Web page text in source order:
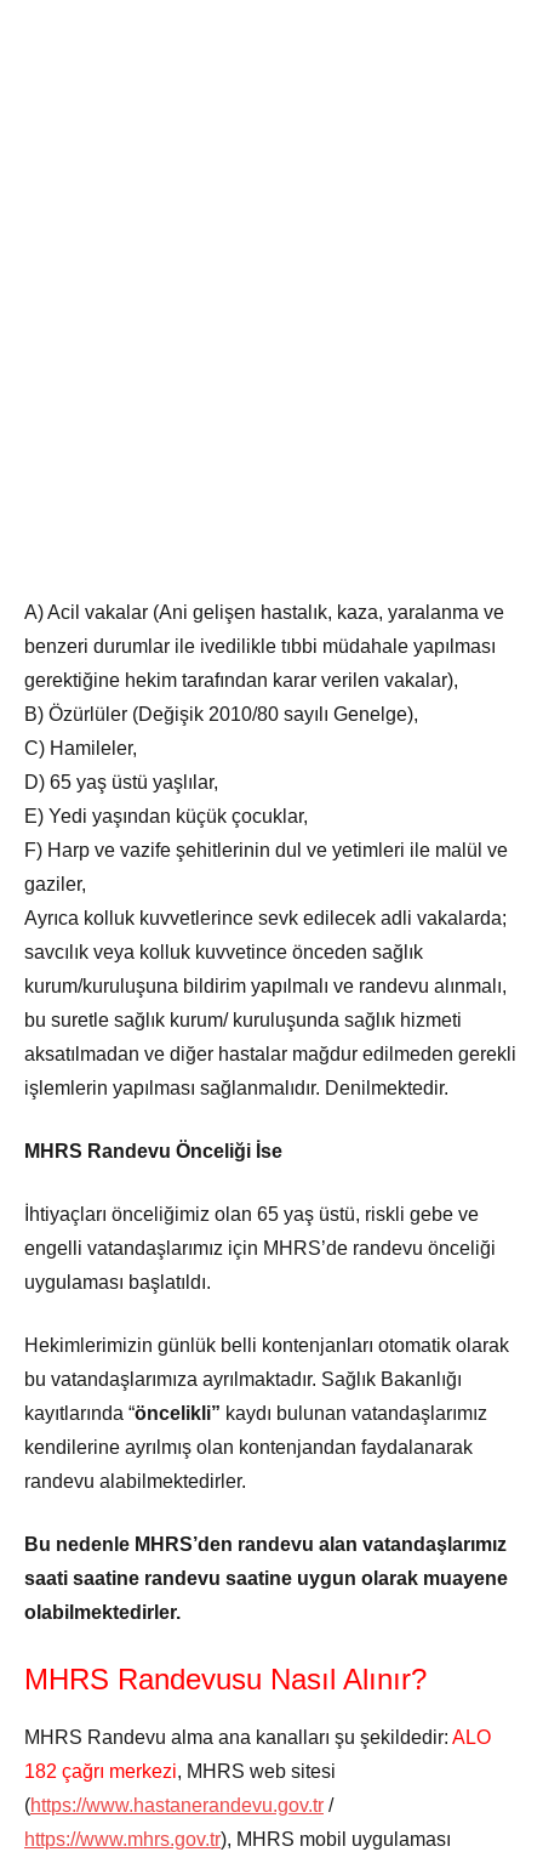
A) Acil vakalar (Ani gelişen hastalık, kaza, yaralanma ve
benzeri durumlar ile ivedilikle tıbbi müdahale yapılması
gerektiğine hekim tarafından karar verilen vakalar),
B) Özürlüler (Değişik 2010/80 sayılı Genelge),
C) Hamileler,
D) 65 yaş üstü yaşlılar,
E) Yedi yaşından küçük çocuklar,
F) Harp ve vazife şehitlerinin dul ve yetimleri ile malül ve
gaziler,
Ayrıca kolluk kuvvetlerince sevk edilecek adli vakalarda;
savcılık veya kolluk kuvvetince önceden sağlık
kurum/kuruluşuna bildirim yapılmalı ve randevu alınmalı,
bu suretle sağlık kurum/ kuruluşunda sağlık hizmeti
aksatılmadan ve diğer hastalar mağdur edilmeden gerekli
işlemlerin yapılması sağlanmalıdır. Denilmektedir.
MHRS Randevu Önceliği İse
İhtiyaçları önceliğimiz olan 65 yaş üstü, riskli gebe ve
engelli vatandaşlarımız için MHRS’de randevu önceliği
uygulaması başlatıldı.
Hekimlerimizin günlük belli kontenjanları otomatik olarak
bu vatandaşlarımıza ayrılmaktadır. Sağlık Bakanlığı
kayıtlarında “öncelikli” kaydı bulunan vatandaşlarımız
kendilerine ayrılmış olan kontenjandan faydalanarak
randevu alabilmektedirler.
Bu nedenle MHRS’den randevu alan vatandaşlarımız
saati saatine randevu saatine uygun olarak muayene
olabilmektedirler.
MHRS Randevusu Nasıl Alınır?
MHRS Randevu alma ana kanalları şu şekildedir: ALO
182 çağrı merkezi, MHRS web sitesi
(https://www.hastanerandevu.gov.tr /
https://www.mhrs.gov.tr), MHRS mobil uygulaması